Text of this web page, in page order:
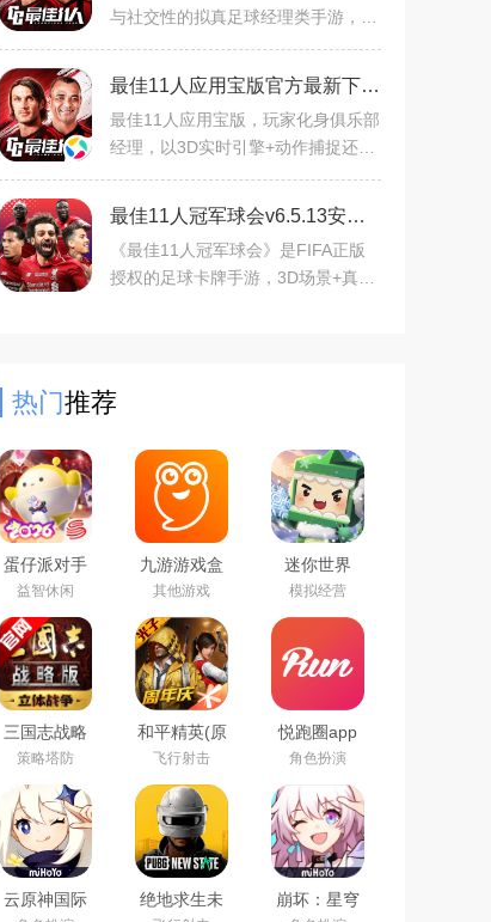
与社交性的拟真足球经理类手游，依
法，汇聚国际巨星、复刻经典赛事、
打造多元社交，让玩家化身
最佳11人应用宝版官方最新下载免费版v6.5.62官方安卓版
最佳11人应用宝版，玩家化身俱乐部
经理，以3D实时引擎+动作捕捉还原
复现真实PVP；签约国际巨星，养成
球星，复刻经典赛事。支持
最佳11人冠军球会v6.5.13安卓版
《最佳11人冠军球会》是FIFA正版
授权的足球卡牌手游，3D场景+真实
热门推荐
蛋仔派对手
游(元气零食
季)下载官方
正版
益智休闲
九游游戏盒
子app2026
最新版
其他游戏
迷你世界
2026最新官
方版
模拟经营
三国志战略
版2026官方
最新版
策略塔防
和平精英(原
刺激战场)官
方最新版
飞行射击
悦跑圈app
下载2026最
新版
角色扮演
云原神国际
绝地求生未
崩坏：星穹